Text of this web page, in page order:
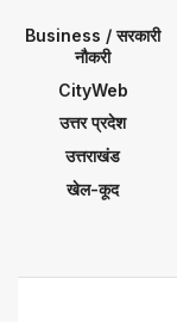
Business / सरकारी
नौकरी
CityWeb
उत्तर प्रदेश
उत्तराखंड
खेल-कूद